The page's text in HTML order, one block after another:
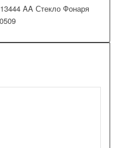
AA Стекло Фонаря